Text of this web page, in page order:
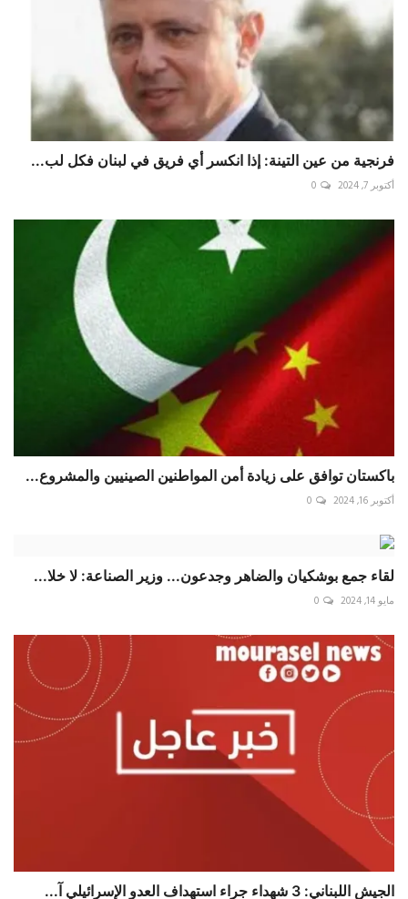
فرنجية من عين التينة: إذا انكسر أي فريق في لبنان فكل لب...
أكتوبر 7, 2024 0
باكستان توافق على زيادة أمن المواطنين الصينيين والمشروع...
أكتوبر 16, 2024 0
لقاء جمع بوشكيان والضاهر وجدعون... وزير الصناعة: لا خلا...
مايو 14, 2024 0
الجيش اللبناني: 3 شهداء جراء استهداف العدو الإسرائيلي آ...